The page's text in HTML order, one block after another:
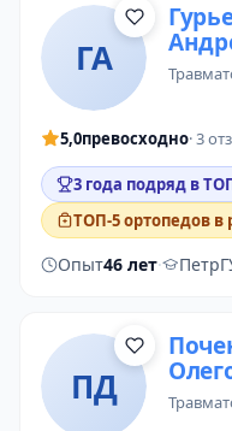
ГА
5,0превосходно· 3
3 года подряд в
ТОП-5 ортопедов в
Опыт46 лет·
ПД